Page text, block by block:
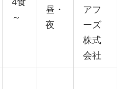
4食
～
昼・
夜
アフ
ーズ
株式
会社